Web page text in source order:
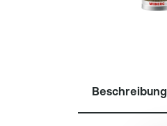
Beschreibung